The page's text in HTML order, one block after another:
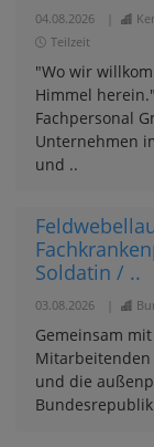
04.08.2026
Teilzeit
"Wo wir
Himmel
Fachpersonal
Unternehmen
und ..
Soldatin / ..
03.08.2026
Gemeinsam
und die